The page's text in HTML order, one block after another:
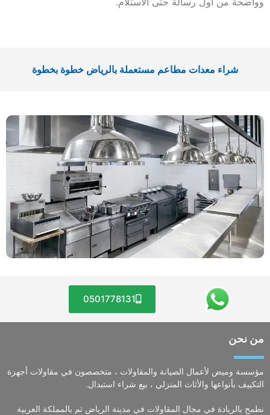
شراء معدات مطاعم مستعملة بالرياض خطوة بخطوة
0501778131
من نحن
مؤسسة وميض لأعمال الصيانة والمقاولات ، متخصصون في مقاولات أجهزة
التكييف بأنواعها والأثاث المنزلي ، بيع شراء استبدال.
نطمح بالريادة في مجال المقاولات في مدينة الرياض ثم بالمملكة العربية